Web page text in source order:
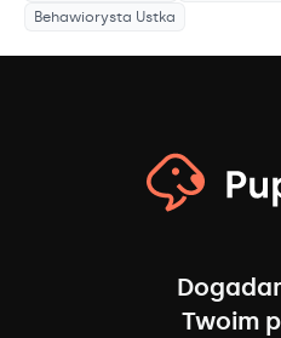
Behawiorysta Ustka
Twoim